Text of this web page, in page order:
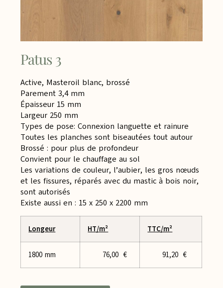
Patus 3
Active, Masteroil blanc, brossé
Parement 3,4 mm
Épaisseur 15 mm
Largeur 250 mm
Types de pose: Connexion languette et rainure
Toutes les planches sont biseautées tout autour
Brossé : pour plus de profondeur
Convient pour le chauffage au sol
Les variations de couleur, l’aubier, les gros nœuds
et les fissures, réparés avec du mastic à bois noir,
sont autorisés
Existe aussi en : 15 x 250 x 2200 mm
Longeur HT/m² TTC/m²
1800 mm 76,00 € 91,20 €